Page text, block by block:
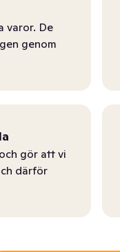
varor. De
genom
gör att vi
därför